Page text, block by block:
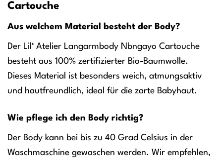
Cartouche
Aus welchem Material besteht der Body?
Der Lil‘ Atelier Langarmbody Nbngayo Cartouche
besteht aus 100% zertifizierter Bio-Baumwolle.
Dieses Material ist besonders weich, atmungsaktiv
und hautfreundlich, ideal für die zarte Babyhaut.
Wie pflege ich den Body richtig?
Der Body kann bei bis zu 40 Grad Celsius in der
Waschmaschine gewaschen werden. Wir empfehlen,